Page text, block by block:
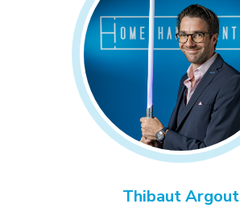
Thibaut Argout